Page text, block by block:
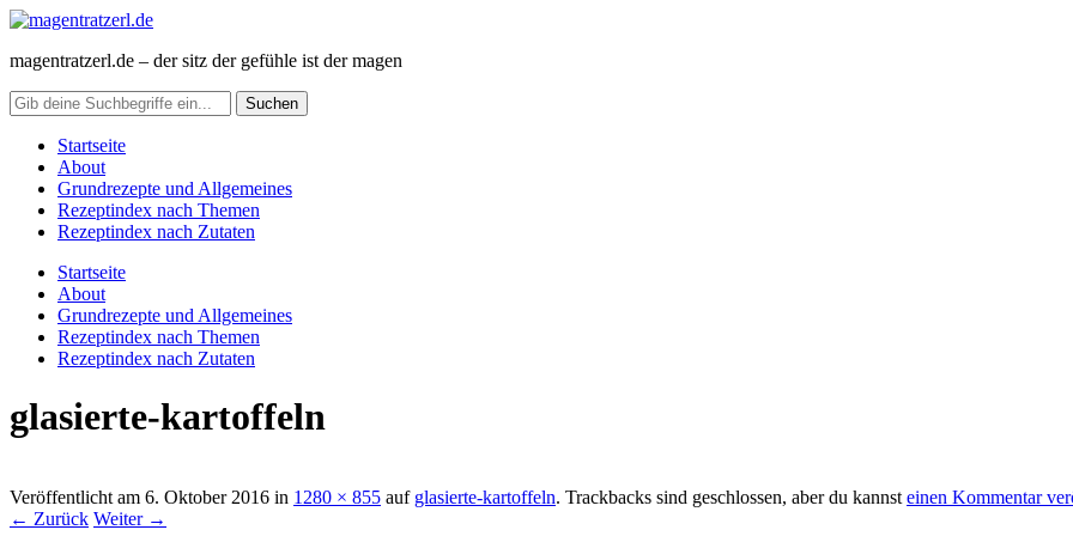
magentratzerl.de – der sitz der gefühle ist der magen
Startseite
About
Grundrezepte und Allgemeines
Rezeptindex nach Themen
Rezeptindex nach Zutaten
Startseite
About
Grundrezepte und Allgemeines
Rezeptindex nach Themen
Rezeptindex nach Zutaten
glasierte-kartoffeln
Veröffentlicht am 6. Oktober 2016 in 1280 × 855 auf glasierte-kartoffeln. Trackbacks sind geschlossen, aber du kannst einen Kommentar
← Zurück Weiter →